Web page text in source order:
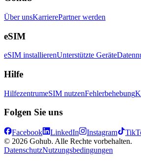
Über unsKarrierePartner werden
eSIM
eSIM installierenUnterstützte Geräte
Hilfe
HilfezentrumeSIM nutzenFehlerbehebung
Folgen Sie uns
Facebook LinkedIn Instagram
© 2026 Gohub. Alle Rechte vorbehalten.
DatenschutzNutzungsbedingungen